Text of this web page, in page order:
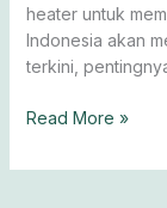
heater untuk
Indonesia akan
terkini,
Read More »